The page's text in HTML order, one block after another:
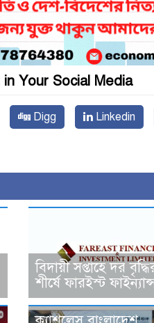
Your Social Media
Digg Linkedin
বিদায়ী সপ্তাহে দর
শীর্ষে ফারইস্ট